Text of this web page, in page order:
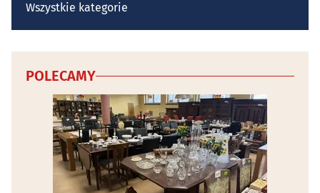
Wszystkie kategorie
POLECAMY